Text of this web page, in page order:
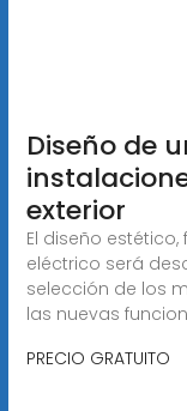
Diseño de
exterior
El diseño
eléctrico será
selección de los
las nuevas
PRECIO GRATUITO